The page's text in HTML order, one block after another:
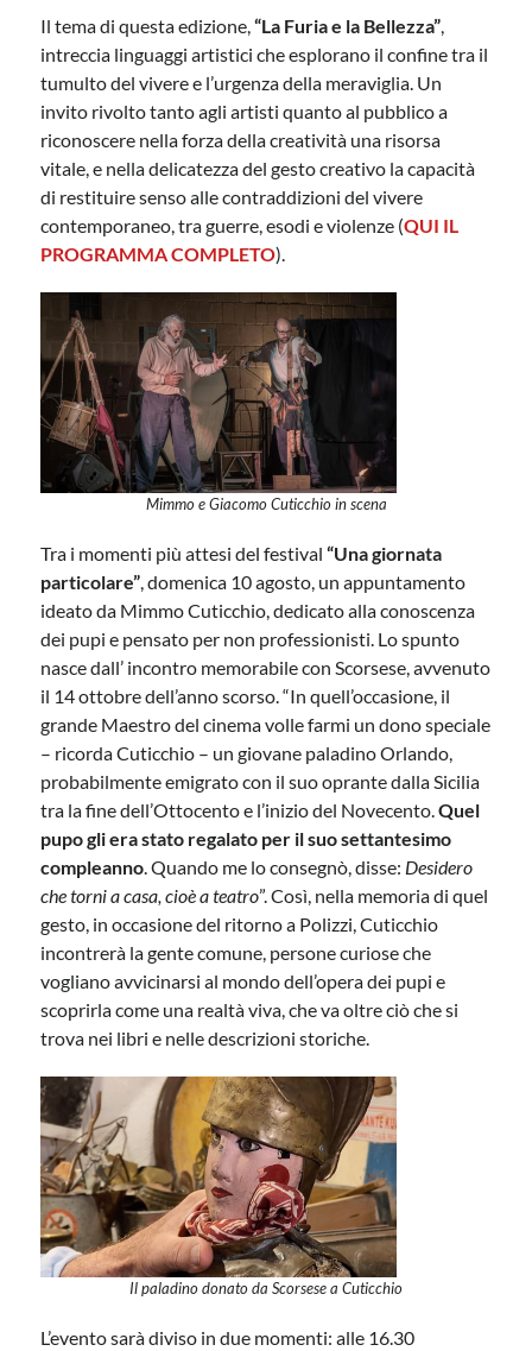
Il tema di questa edizione,“La Furia e la Bellezza”,
intreccia linguaggi artistici che esplorano il confine tra il
tumulto del vivere e l’urgenza della meraviglia. Un
invito rivolto tanto agli artisti quanto al pubblico a
riconoscere nella forza della creatività una risorsa
vitale, e nella delicatezza del gesto creativo la capacità
di restituire senso alle contraddizioni del vivere
contemporaneo, tra guerre, esodi e violenze (QUI IL
PROGRAMMA COMPLETO).
Mimmo e Giacomo Cuticchio in scena
Tra i momenti più attesi del festival“Una giornata
particolare”, domenica 10 agosto, un appuntamento
ideato da Mimmo Cuticchio, dedicato alla conoscenza
dei pupi e pensato per non professionisti. Lo spunto
nasce dall’ incontro memorabile con Scorsese, avvenuto
il 14 ottobre dell’anno scorso. “In quell’occasione, il
grande Maestro del cinema volle farmi un dono speciale
– ricorda Cuticchio – un giovane paladino Orlando,
probabilmente emigrato con il suo oprante dalla Sicilia
tra la fine dell’Ottocento e l’inizio del Novecento.Quel
pupo gli era stato regalato per il suo settantesimo
compleanno. Quando me lo consegnò, disse: Desidero
che torni a casa, cioè a teatro”. Così, nella memoria di quel
gesto, in occasione del ritorno a Polizzi, Cuticchio
incontrerà la gente comune, persone curiose che
vogliano avvicinarsi al mondo dell’opera dei pupi e
scoprirla come una realtà viva, che va oltre ciò che si
trova nei libri e nelle descrizioni storiche.
Il paladino donato da Scorsese a Cuticchio
L’evento sarà diviso in due momenti: alle 16.30